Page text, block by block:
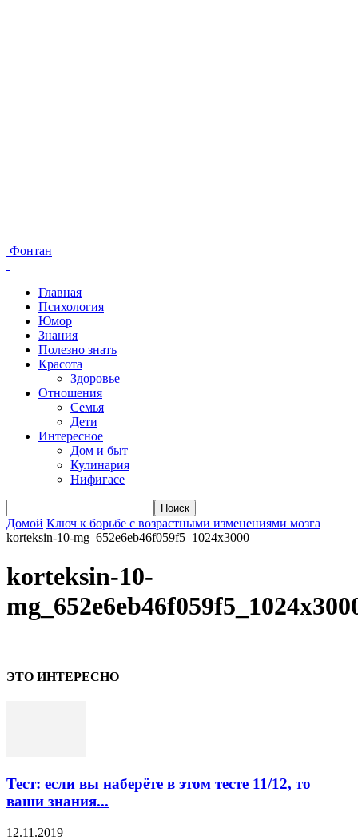
Фонтан
Главная
Психология
Юмор
Знания
Полезно знать
Красота
Здоровье
Отношения
Семья
Дети
Интересное
Дом и быт
Кулинария
Нифигасе
Домой Ключ к борьбе с возрастными изменениями мозга
korteksin-10-mg_652e6eb46f059f5_1024x3000
korteksin-10-
ЭТО ИНТЕРЕСНО
Тест: если вы наберёте в этом тесте 11/12, то
ваши знания...
12.11.2019